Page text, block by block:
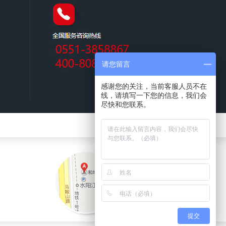
请您留言
感谢您的关注，当前客服人员不在
线，请填写一下您的信息，我们会
尽快和您联系。
提交